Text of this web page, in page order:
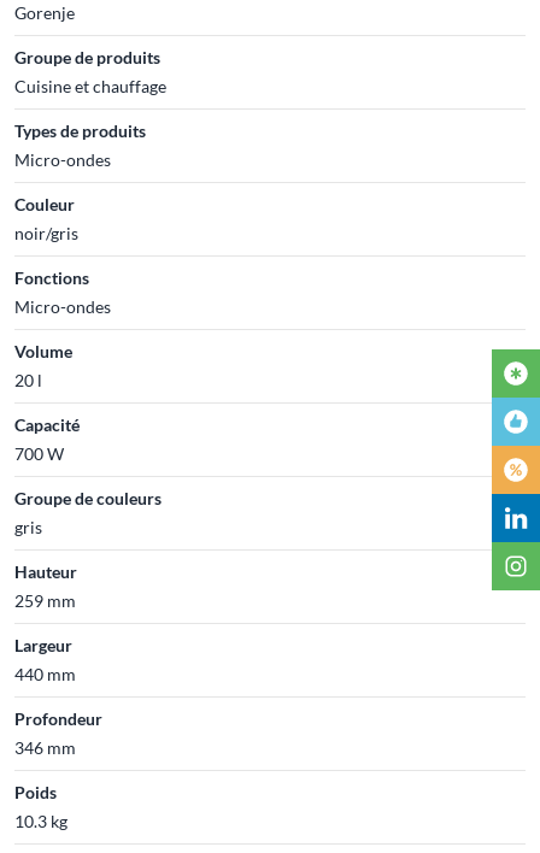
Gorenje
Groupe de produits
Cuisine et chauffage
Types de produits
Micro-ondes
Couleur
noir/gris
Fonctions
Micro-ondes
Volume
20 l
Capacité
700 W
Groupe de couleurs
gris
Hauteur
259 mm
Largeur
440 mm
Profondeur
346 mm
Poids
10.3 kg